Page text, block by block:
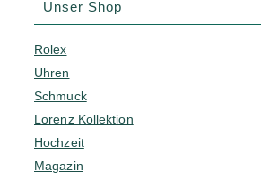
Unser Shop
Rolex
Uhren
Schmuck
Lorenz Kollektion
Hochzeit
Magazin